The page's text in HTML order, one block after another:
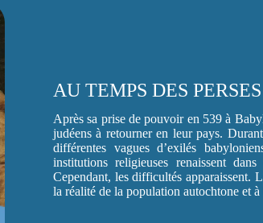
AU TEMPS DES
Après sa prise de pouvoir en 539 à
judéens à retourner en leur pays.
différentes vagues d’exilés
institutions religieuses renaissent
Cependant, les difficultés apparaissent.
la réalité de la population autochtone et